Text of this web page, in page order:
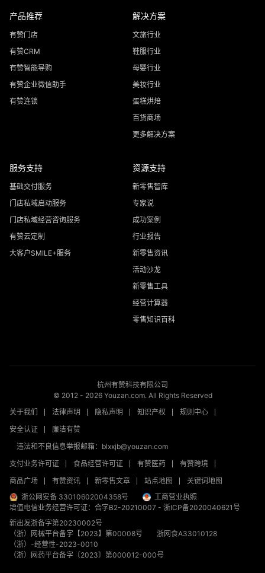
产品推荐
有赞门店
有赞CRM
有赞智能导购
有赞企业微信助手
有赞连锁
解决方案
文旅行业
鞋服行业
母婴行业
美妆行业
蛋糕烘焙
百货商场
更多解决方案
服务支持
基础交付服务
门店私域启动服务
门店私域经营咨询服务
有赞云定制
大客户SMILE+服务
资源支持
新零售智库
专家说
成功案例
行业报告
新零售资讯
活动沙龙
新零售工具
经营计算器
零售知识百科
杭州有赞科技有限公司
© 2012 - 2026Youzan.com. All Rights Reserved
关于我们
法律声明 隐私声明 知识产权
规则中心
安全认证
廉洁有赞
违法和不良信息举报邮箱：blxxjb@youzan.com
支付业务许可证
食品经营许可证 有赞医药
有赞跨境
商品广场
有赞资讯 新零售文章 站点地图
关键词地图
浙公网安备 33010602004358号
工商营业执照
增值电信业务经营许可证：合字B2-20210007 - 浙ICP备2020040621号
新出发浙备字第20230002号
（浙）网械平台备字【2023】第00008号
浙网食A33010128
（浙）-经营性-2023-0010
（浙）网药平台备字〔2023〕第000012-000号